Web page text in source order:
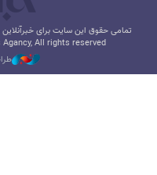
تمامی حقوق این سایت برای
All rights reserved